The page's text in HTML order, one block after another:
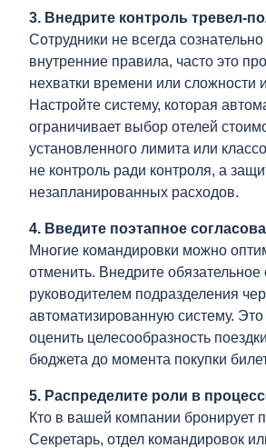
3. Внедрите контроль тревел-
Сотрудники не всегда
внутренние правила, часто это
нехватки времени или сложности
Настройте систему, которая
ограничивает выбор отелей
установленного лимита или
не контроль ради контроля, а
незапланированных расходов.
4. Введите поэтапное
Многие командировки можно
отменить. Внедрите обязательное
руководителем подразделения
автоматизированную систему. Это
оценить целесообразность
бюджета до момента покупки
5. Распределите роли в
Кто в вашей компании бронирует
Секретарь, отдел командировок